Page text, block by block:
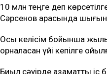
10 млн теңге деп
Сәрсенов арасында
Осы келісім бойынша
орналасқан үйі кепілге
Биыл сәуірде азаматтық